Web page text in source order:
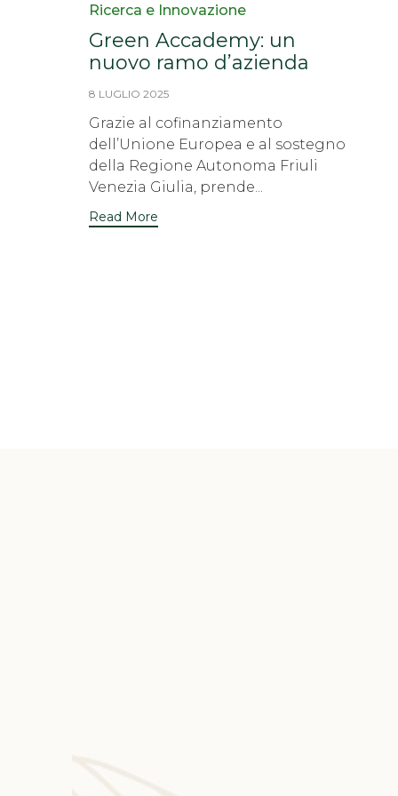
Category
Ricerca e Innovazione
Green Accademy: un
nuovo ramo d’azienda
8 LUGLIO 2025
Grazie al cofinanziamento
dell’Unione Europea e al sostegno
della Regione Autonoma Friuli
Venezia Giulia, prende...
Read More